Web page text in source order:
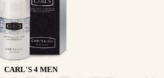
CARL'S 4 MEN